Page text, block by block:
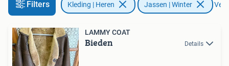
Filters Kleding | Heren Jassen | Winter
LAMMY COAT
Bieden Details